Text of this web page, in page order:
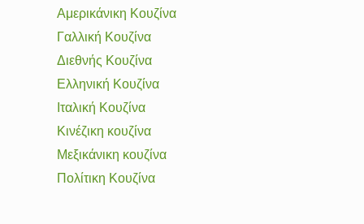
Αμερικάνικη Κουζίνα
Γαλλική Κουζίνα
Διεθνής Κουζίνα
Ελληνική Κουζίνα
Ιταλική Κουζίνα
Κινέζικη κουζίνα
Μεξικάνικη κουζίνα
Πολίτικη Κουζίνα